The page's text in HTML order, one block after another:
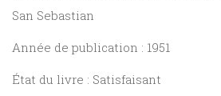
San Sebastian
Année de publication : 1951
État du livre : Satisfaisant